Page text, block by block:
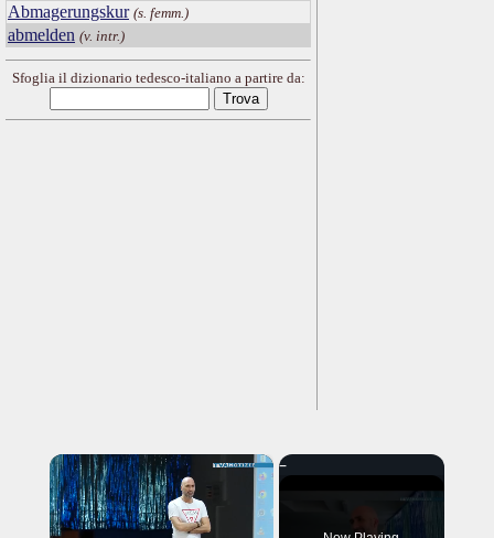
Abmagerungskur (s. femm.)
abmelden (v. intr.)
Sfoglia il dizionario tedesco-italiano a partire da:
×